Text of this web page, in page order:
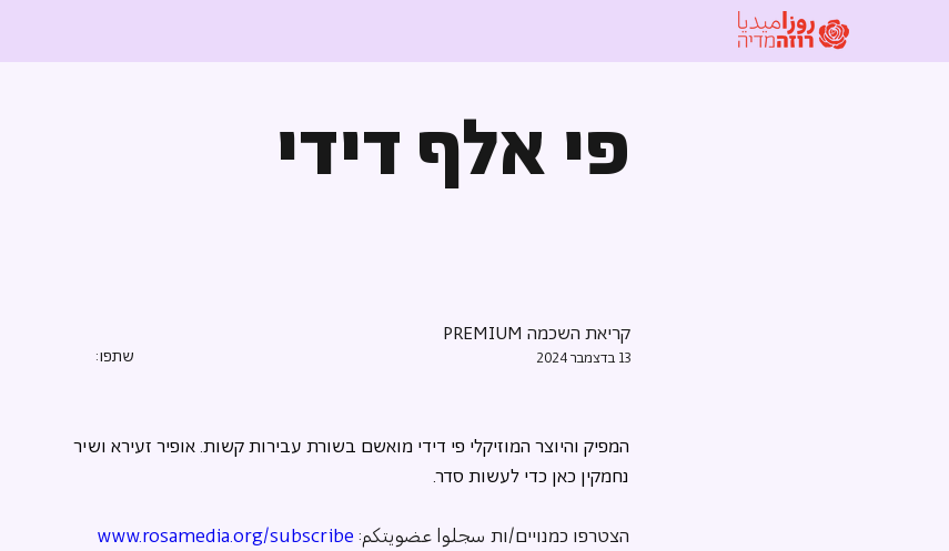
פי אלף דידי
שתפו:
קריאת השכמה PREMIUM
13 בדצמבר 2024
המפיק והיוצר המוזיקלי פי דידי מואשם בשורת עבירות קשות. אופיר זעירא ושיר
נחמקין כאן כדי לעשות סדר.
הצטרפו כמנויים/ות سجلوا عضويتكم: www.rosamedia.org/subscribe